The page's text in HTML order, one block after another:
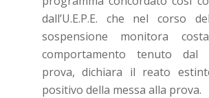
dall’U.E.P.E. che nel corso
sospensione monitora
comportamento tenuto dal
prova, dichiara il reato
positivo della messa alla prova.